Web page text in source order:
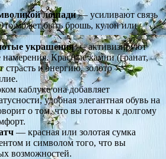
лошади— усиливают связь
может быть брошь, кулон или
украшения— активизируют
Красные камни (гранат,
страсть и энергию, золото —
каблуке она добавляет
удобная элегантная обувь на
о том, что вы готовы к долгому
— красная или золотая сумка
и символом того, что вы
возможностей.